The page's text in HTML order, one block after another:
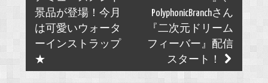
景品が登場！今月
は可愛いウォータ
ーインストラップ
★
PolyphonicBranchさん
『二次元ドリーム
フィーバー』配信
スタート！